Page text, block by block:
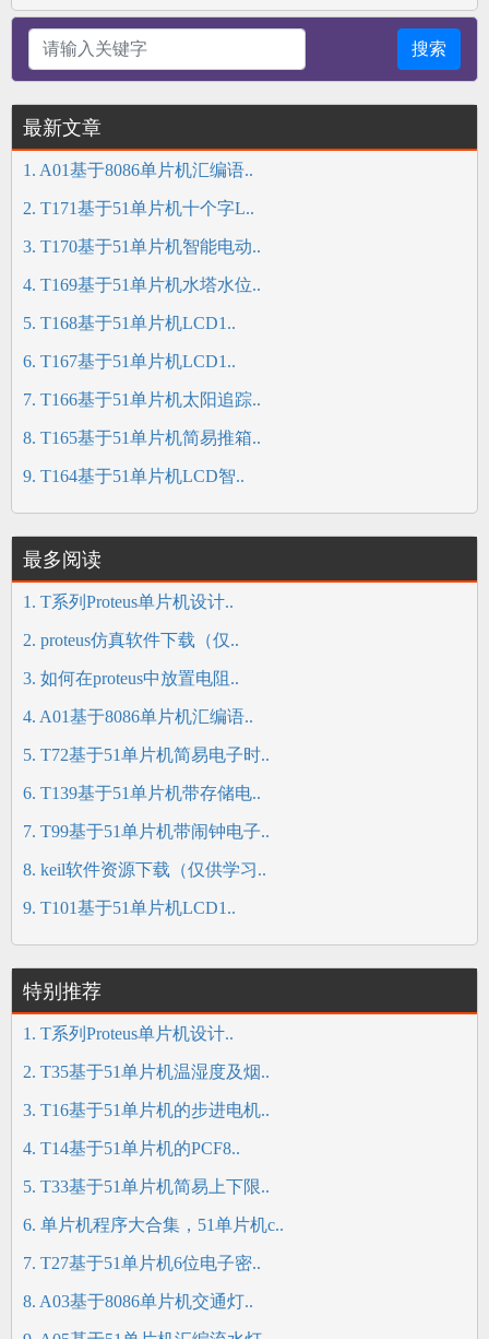
搜索
最新文章
1. A01基于8086单片机汇编语..
2. T171基于51单片机十个字L..
3. T170基于51单片机智能电动..
4. T169基于51单片机水塔水位..
5. T168基于51单片机LCD1..
6. T167基于51单片机LCD1..
7. T166基于51单片机太阳追踪..
8. T165基于51单片机简易推箱..
9. T164基于51单片机LCD智..
最多阅读
1. T系列Proteus单片机设计..
2. proteus仿真软件下载（仅..
3. 如何在proteus中放置电阻..
4. A01基于8086单片机汇编语..
5. T72基于51单片机简易电子时..
6. T139基于51单片机带存储电..
7. T99基于51单片机带闹钟电子..
8. keil软件资源下载（仅供学习..
9. T101基于51单片机LCD1..
特别推荐
1. T系列Proteus单片机设计..
2. T35基于51单片机温湿度及烟..
3. T16基于51单片机的步进电机..
4. T14基于51单片机的PCF8..
5. T33基于51单片机简易上下限..
6. 单片机程序大合集，51单片机c..
7. T27基于51单片机6位电子密..
8. A03基于8086单片机交通灯..